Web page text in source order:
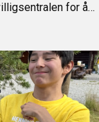
for å…